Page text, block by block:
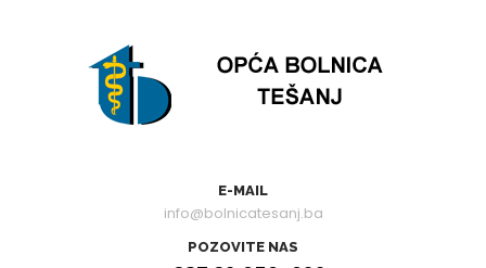
E-MAIL
info@bolnicatesanj.ba
POZOVITE NAS